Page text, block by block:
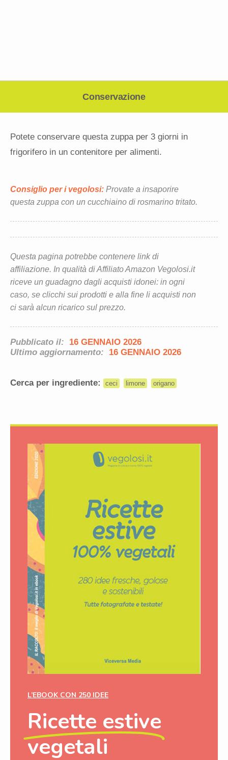
Conservazione
Potete conservare questa zuppa per 3 giorni in
frigorifero in un contenitore per alimenti.
Consiglio per i vegolosi: Provate a insaporire
questa zuppa con un cucchiaino di rosmarino tritato.
Questa pagina potrebbe contenere link di
affiliazione. In qualità di Affiliato Amazon Vegolosi.it
riceve un guadagno dagli acquisti idonei: in ogni
caso, se clicchi sui prodotti e alla fine li acquisti non
ci sarà alcun ricarico sul prezzo.
Pubblicato il:
16 GENNAIO 2026
Ultimo aggiornamento:
16 GENNAIO 2026
Cerca per ingrediente: ceci limone origano
L’EBOOK CON 250 IDEE
Ricette estive
vegetali